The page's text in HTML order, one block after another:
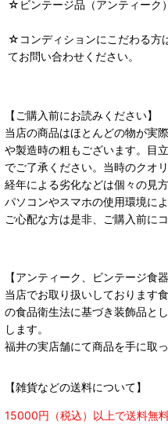
☆ビンテージ品（アンティーク
☆コンディションにこだわる方
てお問い合わせください。
【ご購入前にお読みください】
当店の商品はほとんどの物が実
や製造時の粗もございます。目
でご了承ください。当時のクオ
経年による劣化などは個々の見
パソコンやスマホの使用環境に
ご心配な方は是非、ご購入前に
【アンティーク、ビンテージ食
当店でお取り扱いしております
の食品衛生法に基づき装飾品と
します。
福井の実店舗にて商品を手に取
【雑貨などの送料について】
15000円（税込）以上で送料無